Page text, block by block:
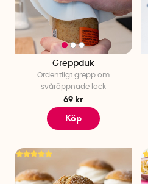
Greppduk
Ordentligt grepp om
svåröppnade lock
69 kr
Köp